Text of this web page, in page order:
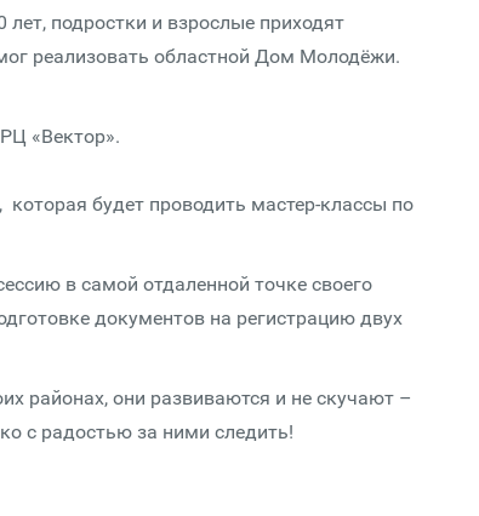
подростки и взрослые приходят
реализовать областной Дом Молодёжи.
«Вектор».
будет проводить мастер-классы по
в самой отдаленной точке своего
документов на регистрацию двух
районах, они развиваются и не скучают –
с радостью за ними следить!